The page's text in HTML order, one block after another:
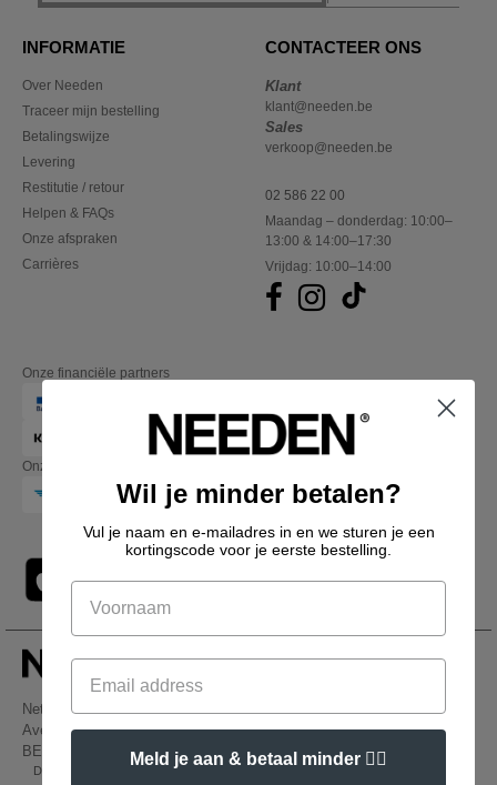
INFORMATIE
Over Needen
Traceer mijn bestelling
Betalingswijze
Levering
Restitutie / retour
Helpen & FAQs
Onze afspraken
Carrières
CONTACTEER ONS
Klant
klant@needen.be
Sales
verkoop@needen.be
02 586 22 00
Maandag – donderdag: 10:00–
13:00 & 14:00–17:30
Vrijdag: 10:00–14:00
Onze financiële partners
Onze transporteurs
Netenders Belgium SRL
Avenue Hermann-Debroux 54, 1160, Bruxelles
BE61 3632 1629 8017
Dit is GEEN retouradres. Voor retourzending, zie hier
Wil je minder betalen?
Vul je naam en e-mailadres in en we sturen je een
kortingscode voor je eerste bestelling.
Meld je aan & betaal minder 👍🏼